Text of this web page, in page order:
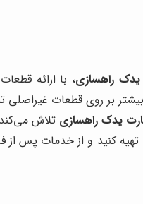
یدک راهسازی، با ارائه
بر روی قطعات غیراصلی
یدک راهسازی تلاش می‌کند
کنید و از خدمات پس از